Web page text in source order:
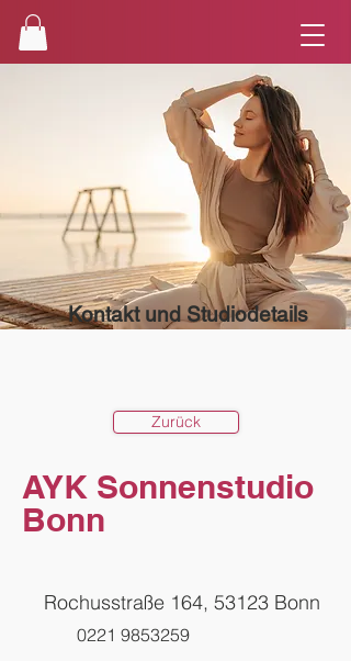
Kontakt und Studiodetails
Zurück
AYK Sonnenstudio
Bonn
Rochusstraße 164, 53123 Bonn
0221 9853259